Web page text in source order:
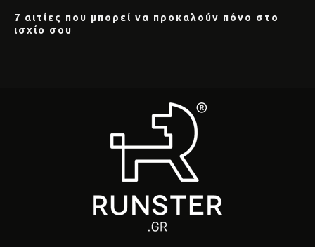
7 αιτίες που μπορεί να προκαλούν πόνο στο
ισχίο σου